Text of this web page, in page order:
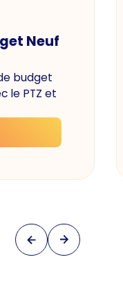
Neuf
budget
le PTZ et